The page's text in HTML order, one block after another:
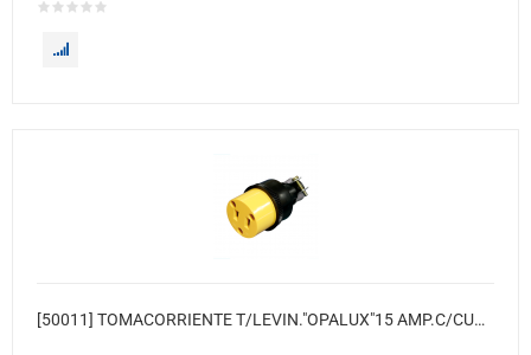
[50011] TOMACORRIENTE T/LEVIN."OPALUX"15 AMP.C/CUBIERTA PLASTICA Y PVC CJX10, MASTER 300